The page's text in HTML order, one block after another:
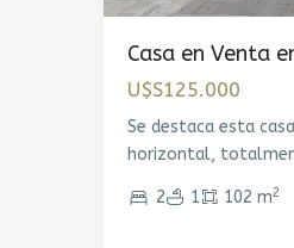
Casa en Venta
U$S125.000
Se destaca esta
horizontal,
2 1 102 m2